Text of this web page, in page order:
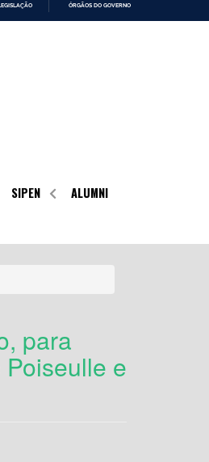
ÓRGÃOS DO GOVERNO
SIPEN ALUMNI
para
e